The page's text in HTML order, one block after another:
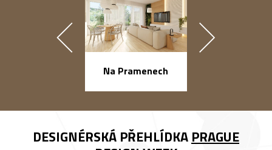
Na Pramenech
DESIGNÉRSKÁ PŘEHLÍDKA PRAGUE